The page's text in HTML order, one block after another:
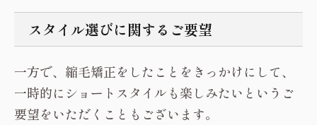
スタイル選びに関するご要望
一方で、縮毛矯正をしたことをきっかけにして、
一時的にショートスタイルも楽しみたいというご
要望をいただくこともございます。